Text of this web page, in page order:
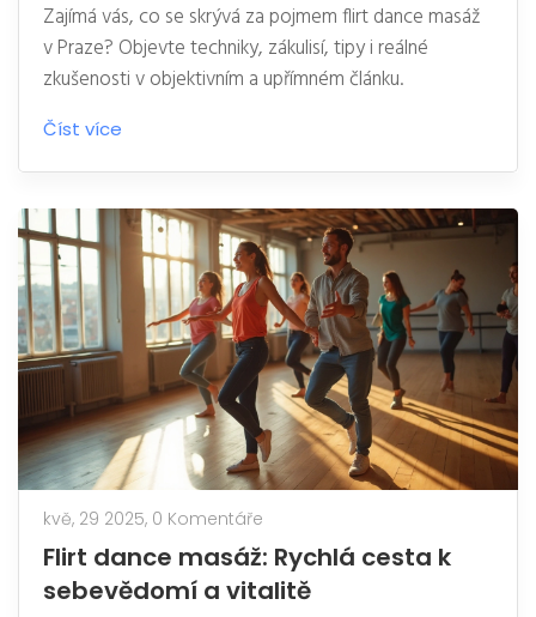
Zajímá vás, co se skrývá za pojmem flirt dance masáž
v Praze? Objevte techniky, zákulisí, tipy i reálné
zkušenosti v objektivním a upřímném článku.
Číst více
kvě, 29 2025, 0 Komentáře
Flirt dance masáž: Rychlá cesta k
sebevědomí a vitalitě